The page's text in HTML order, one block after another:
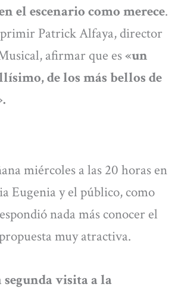
el escenario como merece.
Patrick Alfaya, director
afirmar que es«un
de los más bellos de
miércoles a las 20 horas en
Eugenia y el público, como
nada más conocer el
muy atractiva.
segunda visita a la